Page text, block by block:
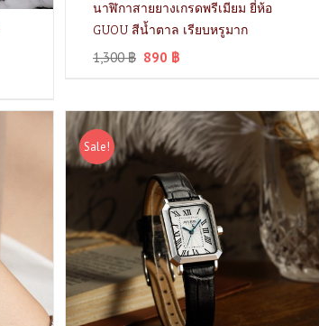
นาฬิกาสายยางเกรดพรีเมียม ยี่ห้อ
GUOU สีน้ำตาล เรียบหรูมาก
1,300฿ 890 ฿
Sale!